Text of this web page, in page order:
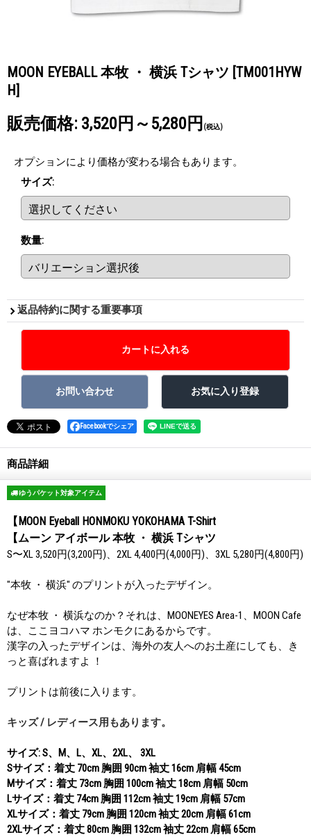
MOON EYEBALL 本牧 ・ 横浜 Tシャツ [TM001HYW
H]
販売価格: 3,520円～5,280円 (税込)
オプションにより価格が変わる場合もあります。
サイズ:
数量:
返品特約に関する重要事項
Facebookでシェア
商品詳細
ゆうパケット対象アイテム
【MOON Eyeball HONMOKU YOKOHAMA T-Shirt
【ムーン アイボール 本牧 ・ 横浜 Tシャツ
S〜XL 3,520円(3,200円)、2XL 4,400円(4,000円)、3XL 5,280円(4,800円)
"本牧 ・ 横浜" のプリントが入ったデザイン。
なぜ本牧 ・ 横浜なのか？それは、MOONEYES Area-1、MOON Cafe
は、ここヨコハマ ホンモクにあるからです。
漢字の入ったデザインは、海外の友人へのお土産にしても、き
っと喜ばれますよ ！
プリントは前後に入ります。
キッズ / レディース用もあります。
サイズ: S、M、L、XL、2XL、 3XL
Sサイズ：着丈 70cm 胸囲 90cm 袖丈 16cm 肩幅 45cm
Mサイズ：着丈 73cm 胸囲 100cm 袖丈 18cm 肩幅 50cm
Lサイズ：着丈 74cm 胸囲 112cm 袖丈 19cm 肩幅 57cm
XLサイズ：着丈 79cm 胸囲 120cm 袖丈 20cm 肩幅 61cm
2XLサイズ：着丈 80cm 胸囲 132cm 袖丈 22cm 肩幅 65cm